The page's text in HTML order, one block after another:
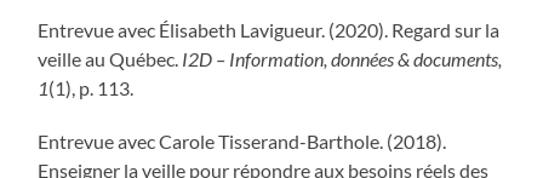
Entrevue avec Élisabeth Lavigueur. (2020). Regard sur la
veille au Québec. I2D – Information, données & documents,
1(1), p. 113.
Entrevue avec Carole Tisserand-Barthole. (2018).
Enseigner la veille pour répondre aux besoins réels des